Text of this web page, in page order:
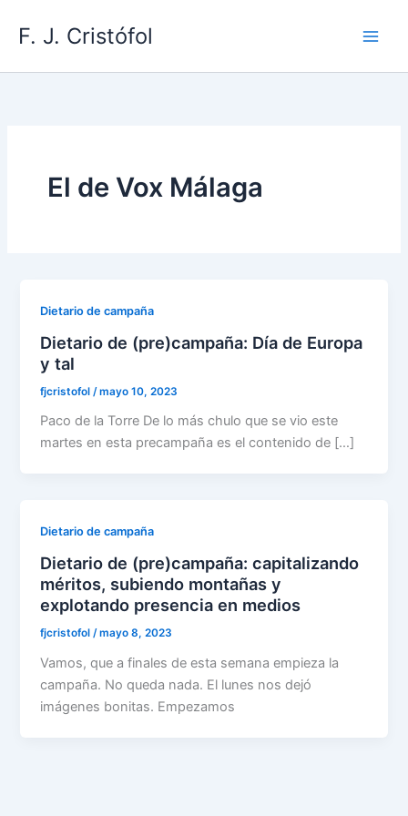
F. J. Cristófol
El de Vox Málaga
Dietario de campaña
Dietario de (pre)campaña: Día de Europa
y tal
fjcristofol /mayo 10, 2023
Paco de la Torre De lo más chulo que se vio este
martes en esta precampaña es el contenido de […]
Dietario de campaña
Dietario de (pre)campaña: capitalizando
méritos, subiendo montañas y
explotando presencia en medios
fjcristofol/mayo 8, 2023
Vamos, que a finales de esta semana empieza la
campaña. No queda nada. El lunes nos dejó
imágenes bonitas. Empezamos